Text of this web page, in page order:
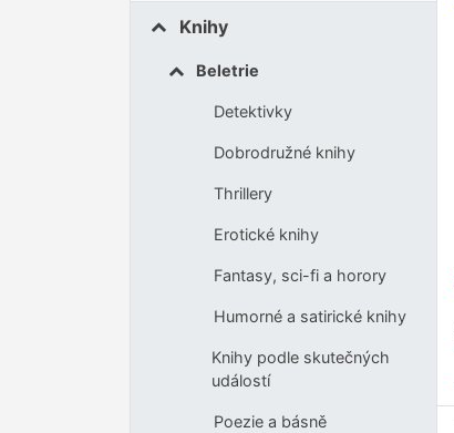
Knihy
Beletrie
Detektivky
Dobrodružné knihy
Thrillery
Erotické knihy
Fantasy, sci-fi a horory
Humorné a satirické knihy
Knihy podle skutečných
událostí
Poezie a básně